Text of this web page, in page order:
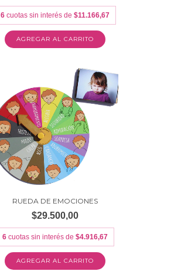
6 cuotas sin interés de$11.166,67
RUEDA DE EMOCIONES
$29.500,00
6 cuotas sin interés de$4.916,67